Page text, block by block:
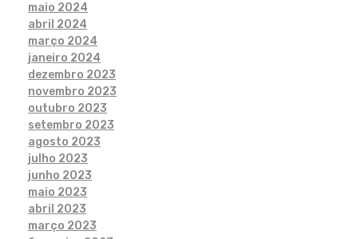
maio 2024
abril 2024
março 2024
janeiro 2024
dezembro 2023
novembro 2023
outubro 2023
setembro 2023
agosto 2023
julho 2023
junho 2023
maio 2023
abril 2023
março 2023